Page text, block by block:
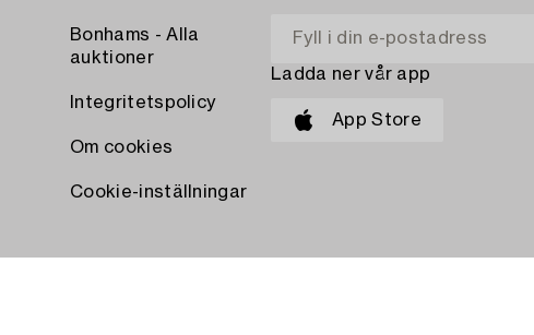
Bonhams - Alla
auktioner
Integritetspolicy
Om cookies
Cookie-inställningar
Ladda ner vår app
App Store